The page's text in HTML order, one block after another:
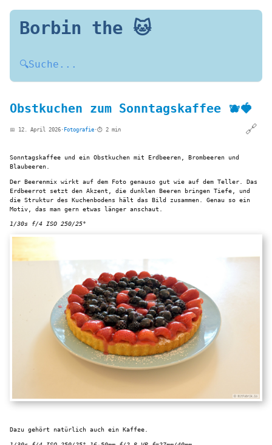
Borbin the 🐱
🔍Suche...
Obstkuchen zum Sonntagskaffee 🫐🍓
📅 12. April 2026 · Fotografie ·⏱️ 2 min 🔗
Sonntagskaffee und ein Obstkuchen mit Erdbeeren, Brombeeren und
Blaubeeren.
Der Beerenmix wirkt auf dem Foto genauso gut wie auf dem Teller. Das
Erdbeerrot setzt den Akzent, die dunklen Beeren bringen Tiefe, und
die Struktur des Kuchenbodens hält das Bild zusammen. Genau so ein
Motiv, das man gern etwas länger anschaut.
1/30s f/4 ISO 250/25°
Dazu gehört natürlich auch ein Kaffee.